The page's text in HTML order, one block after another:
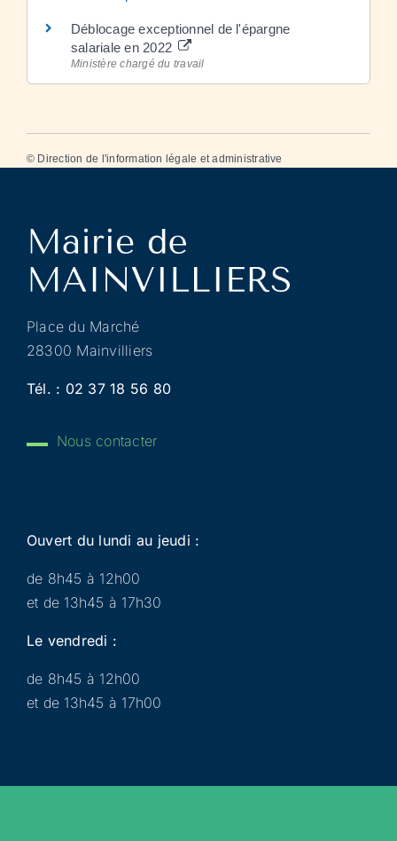
Déblocage exceptionnel de l'épargne
salariale en 2022
Ministère chargé du travail
© Direction de l'information légale et administrative
Place du Marché
28300 Mainvilliers
Tél. : 02 37 18 56 80
Nous contacter
Ouvert du lundi au jeudi :
de 8h45 à 12h00
et de 13h45 à 17h30
Le vendredi :
de 8h45 à 12h00
et de 13h45 à 17h00